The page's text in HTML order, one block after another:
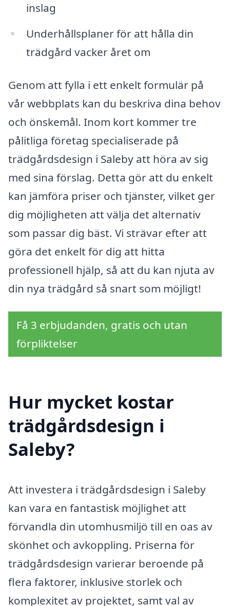
inslag
Underhållsplaner för att hålla din
trädgård vacker året om
Genom att fylla i ett enkelt formulär på
vår webbplats kan du beskriva dina behov
och önskemål. Inom kort kommer tre
pålitliga företag specialiserade på
trädgårdsdesign i Saleby att höra av sig
med sina förslag. Detta gör att du enkelt
kan jämföra priser och tjänster, vilket ger
dig möjligheten att välja det alternativ
som passar dig bäst. Vi strävar efter att
göra det enkelt för dig att hitta
professionell hjälp, så att du kan njuta av
din nya trädgård så snart som möjligt!
Få 3 erbjudanden, gratis och utan
förpliktelser
Hur mycket kostar
trädgårdsdesign i
Saleby?
Att investera i trädgårdsdesign i Saleby
kan vara en fantastisk möjlighet att
förvandla din utomhusmiljö till en oas av
skönhet och avkoppling. Priserna för
trädgårdsdesign varierar beroende på
flera faktorer, inklusive storlek och
komplexitet av projektet, samt val av